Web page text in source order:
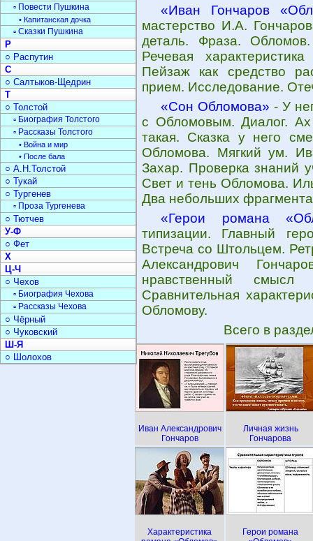
«Иван Гончаров
мастерство И.А.
деталь. Фраза.
Речевая
Пейзаж как средство
прием. Исследование.
«Сон Обломова» - У
с Обломовым. Диалог.
такая. Сказка у него
Обломова. Мягкий ум.
Захар. Проверка знаний
Свет и тень Обломова.
Два небольших
«Герои романа
типизации. Главный
Встреча со Штольцем.
Александрович
нравственный смысл
Сравнительная
Обломову.
Всего в
Иван Александрович
Гончаров
Личная жизнь
Гончарова
Характеристика
Герои романа
▫ Повести Пушкина
• Капитанская дочка
▫ Сказки Пушкина
Р
○ Распутин
С
○ Салтыков-Щедрин
Т
○ Толстой
▫ Биография Толстого
▫ Рассказы Толстого
• Война и мир
• После бала
○ А.Н.Толстой
○ Тукай
○ Тургенев
▫ Проза Тургенева
○ Тютчев
У-Ф
○ Фет
Х
Ц-Ч
○ Чехов
▫ Биография Чехова
▫ Рассказы Чехова
○ Чёрный
○ Чуковский
Ш-Я
○ Шолохов